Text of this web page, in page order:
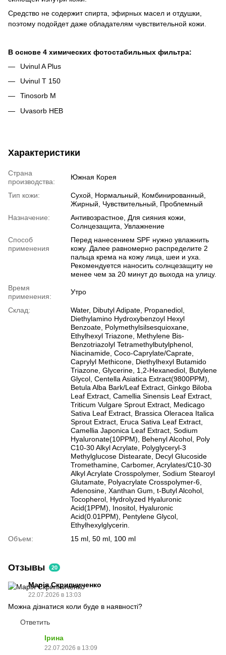
Средство не содержит спирта, эфирных масел и отдушки,
поэтому подойдет даже обладателям чувствительной кожи.
В основе 4 химических фотостабильных фильтра:
Uvinul A Plus
Uvinul T 150
Tinosorb M
Uvasorb HEB
Характеристики
Страна
производства:
Южная Корея
Тип кожи:
Сухой, Нормальный, Комбинированный,
Жирный, Чувствительный, Проблемный
Назначение:
Антивозрастное, Для сияния кожи,
Солнцезащита, Увлажнение
Способ
применения
Перед нанесением SPF нужно увлажнить
кожу. Далее равномерно распределите 2
пальца крема на кожу лица, шеи и уха.
Рекомендуется наносить солнцезащиту не
менее чем за 20 минут до выхода на улицу.
Время
применения:
Утро
Склад:
Water, Dibutyl Adipate, Propanediol,
Diethylamino Hydroxybenzoyl Hexyl
Benzoate, Polymethylsilsesquioxane,
Ethylhexyl Triazone, Methylene Bis-
Benzotriazolyl Tetramethylbutylphenol,
Niacinamide, Coco-Caprylate/Caprate,
Caprylyl Methicone, Diethylhexyl Butamido
Triazone, Glycerine, 1,2-Hexanediol, Butylene
Glycol, Centella Asiatica Extract(9800PPM),
Betula Alba Bark/Leaf Extract, Ginkgo Biloba
Leaf Extract, Camellia Sinensis Leaf Extract,
Triticum Vulgare Sprout Extract, Medicago
Sativa Leaf Extract, Brassica Oleracea Italica
Sprout Extract, Eruca Sativa Leaf Extract,
Camellia Japonica Leaf Extract, Sodium
Hyaluronate(10PPM), Behenyl Alcohol, Poly
C10-30 Alkyl Acrylate, Polyglyceryl-3
Methylglucose Distearate, Decyl Glucoside
Tromethamine, Carbomer, Acrylates/C10-30
Alkyl Acrylate Crosspolymer, Sodium Stearoyl
Glutamate, Polyacrylate Crosspolymer-6,
Adenosine, Xanthan Gum, t-Butyl Alcohol,
Tocopherol, Hydrolyzed Hyaluronic
Acid(1PPM), Inositol, Hyaluronic
Acid(0.01PPM), Pentylene Glycol,
Ethylhexylglycerin.
Объем:
15 ml, 50 ml, 100 ml
Отзывы 20
Марія Скрипниченко
22.07.2026 в 13:03
Можна дізнатися коли буде в наявності?
Ответить
Ірина
22.07.2026 в 13:09